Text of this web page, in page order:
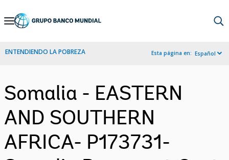
Skip
Navigation
ENTENDIENDO LA POBREZA Esta página en: Español
Somalia - EASTERN
AND SOUTHERN
AFRICA- P173731-